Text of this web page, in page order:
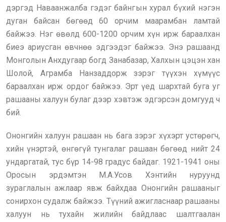
дэргэд Наваанжалба гэдэг байнгын хурал бүхий нэгэн
дуган байсан бөгөөд 60 орчим маарамбан ламтай
байжээ. Нэг өвөлд 600-1200 орчим хүн ирж бараалхан
биеэ ариусган өвчнөө эдгээдэг байжээ. Энэ рашаанд
Монголын Анхдугаар богд Занабазар, Халхын цэцэн хан
Шолой, Аграмба Нанзаддорж зэрэг түүхэн хүмүүс
бараалхан ирж ордог байжээ. Эрт үед шархтай буга уг
рашааны халуун булаг дээр хэвтэж эдгэрсэн домгууд ч
бий.
Ононгийн халуун рашаан нь бага зэрэг хүхэрт устөрөгч,
хийн үнэртэй, өнгөгүй тунгалаг рашаан бөгөөд нийт 24
ундаргатай, тус бүр 14-98 градус байдаг. 1921-1941 оны
Оросын эрдэмтэн М.А.Усов Хэнтийн нуруунд
зураглалын ажлаар явж байхдаа Ононгийн рашааныг
сонирхон судалж байжээ. Түүний ажигласнаар рашааны
халуун нь тухайн жилийн байдлаас шалтгаалан